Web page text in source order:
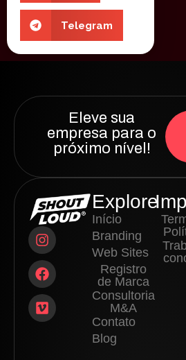
Telegram
Eleve sua
empresa para o
próximo nível!
Explore
Início
Branding
Web Sites
Registro
de Marca
Consultoria
M&A
Contato
Blog